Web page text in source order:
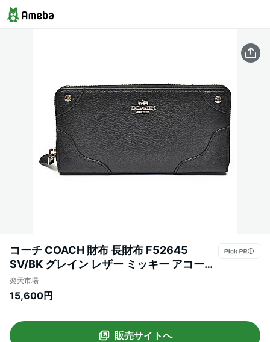
コーチ COACH 財布 長財布 F52645
SV/BK グレイン レザー ミッキー アコーデ
ィオン ジップアラウンド ブラック
楽天市場
15,600円
販売サイトへ